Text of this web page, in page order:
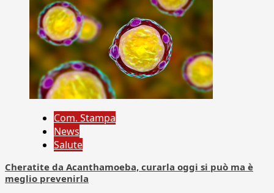
Com. Stampa
News
Salute
Cheratite da Acanthamoeba, curarla oggi si può ma è
meglio prevenirla